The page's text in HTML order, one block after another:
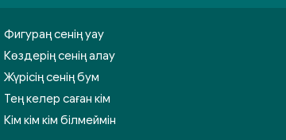
Фигураң сенің уау
Көздерің сенің алау
Жүрісің сенің бум
Тең келер саған кім
Кім кім кім білмеймін